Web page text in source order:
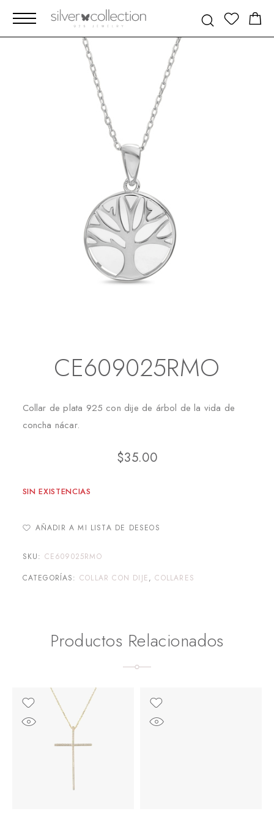
CE609025RMO
Collar de plata 925 con dije de árbol de la vida de
concha nácar.
$35.00
SIN EXISTENCIAS
AÑADIR A MI LISTA DE DESEOS
SKU: CE609025RMO
CATEGORÍAS: COLLAR CON DIJE,COLLARES
Productos Relacionados